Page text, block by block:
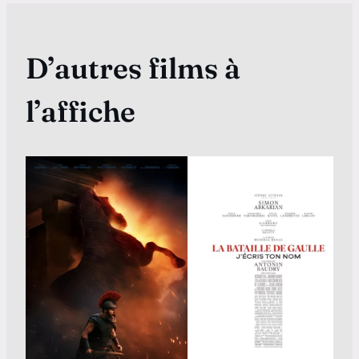
D’autres films à
l’affiche